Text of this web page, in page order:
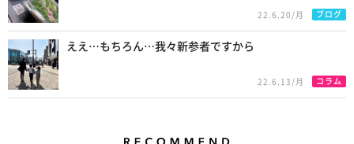
22.6.20/月 ブログ
ええ…もちろん…我々新参者ですから
22.6.13/月 コラム